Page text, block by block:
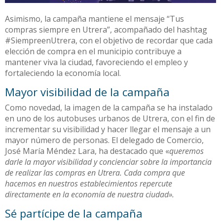
Asimismo, la campaña mantiene el mensaje “Tus
compras siempre en Utrera”, acompañado del hashtag
#SiempreenUtrera, con el objetivo de recordar que cada
elección de compra en el municipio contribuye a
mantener viva la ciudad, favoreciendo el empleo y
fortaleciendo la economía local.
Mayor visibilidad de la campaña
Como novedad, la imagen de la campaña se ha instalado
en uno de los autobuses urbanos de Utrera, con el fin de
incrementar su visibilidad y hacer llegar el mensaje a un
mayor número de personas. El delegado de Comercio,
José María Méndez Lara, ha destacado que «queremos
darle la mayor visibilidad y concienciar sobre la importancia
de realizar las compras en Utrera. Cada compra que
hacemos en nuestros establecimientos repercute
directamente en la economía de nuestra ciudad».
Sé partícipe de la campaña